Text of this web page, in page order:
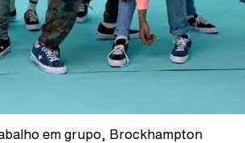
em grupo, Brockhampton